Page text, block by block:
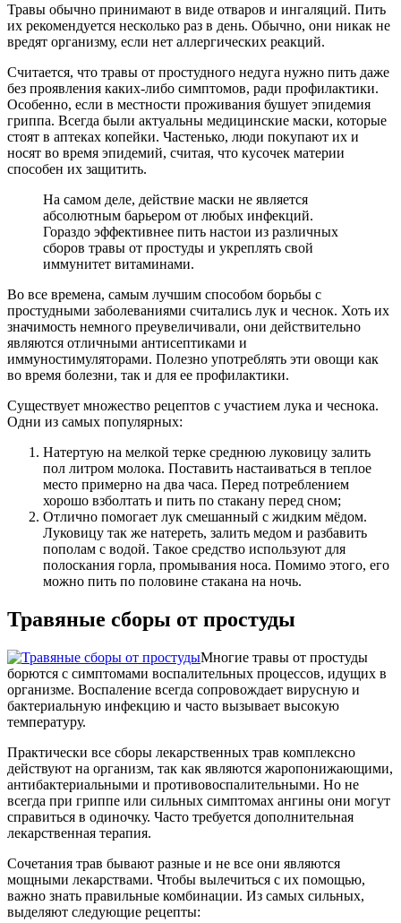
Травы обычно принимают в виде отваров и ингаляций. Пить
их рекомендуется несколько раз в день. Обычно, они никак не
вредят организму, если нет аллергических реакций.
Считается, что травы от простудного недуга нужно пить даже
без проявления каких-либо симптомов, ради профилактики.
Особенно, если в местности проживания бушует эпидемия
гриппа. Всегда были актуальны медицинские маски, которые
стоят в аптеках копейки. Частенько, люди покупают их и
носят во время эпидемий, считая, что кусочек материи
способен их защитить.
На самом деле, действие маски не является
абсолютным барьером от любых инфекций.
Гораздо эффективнее пить настои из различных
сборов травы от простуды и укреплять свой
иммунитет витаминами.
Во все времена, самым лучшим способом борьбы с
простудными заболеваниями считались лук и чеснок. Хоть их
значимость немного преувеличивали, они действительно
являются отличными антисептиками и
иммуностимуляторами. Полезно употреблять эти овощи как
во время болезни, так и для ее профилактики.
Существует множество рецептов с участием лука и чеснока.
Одни из самых популярных:
Натертую на мелкой терке среднюю луковицу залить
пол литром молока. Поставить настаиваться в теплое
место примерно на два часа. Перед потреблением
хорошо взболтать и пить по стакану перед сном;
Отлично помогает лук смешанный с жидким мёдом.
Луковицу так же натереть, залить медом и разбавить
пополам с водой. Такое средство используют для
полоскания горла, промывания носа. Помимо этого, его
можно пить по половине стакана на ночь.
Травяные сборы от простуды
Многие травы от простуды
борются с симптомами воспалительных процессов, идущих в
организме. Воспаление всегда сопровождает вирусную и
бактериальную инфекцию и часто вызывает высокую
температуру.
Практически все сборы лекарственных трав комплексно
действуют на организм, так как являются жаропонижающими,
антибактериальными и противовоспалительными. Но не
всегда при гриппе или сильных симптомах ангины они могут
справиться в одиночку. Часто требуется дополнительная
лекарственная терапия.
Сочетания трав бывают разные и не все они являются
мощными лекарствами. Чтобы вылечиться с их помощью,
важно знать правильные комбинации. Из самых сильных,
выделяют следующие рецепты: